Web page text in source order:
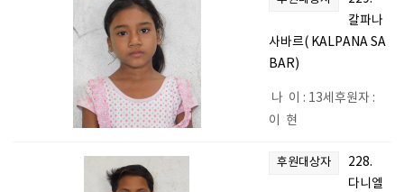
칼파나
사바르( KALPANA SA
BAR)
나 이 : 13세후원자 :
이 현
후원대상자
228.
다니엘